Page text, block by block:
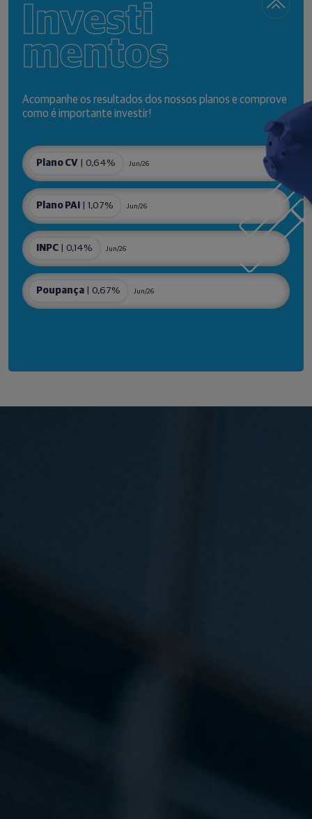
Investi
mentos
Acompanhe os resultados dos nossos planos e comprove
como é importante investir!
Plano CV | 0,64% Jun/26
Plano PAI | 1,07% Jun/26
INPC | 0,14% Jun/26
Poupança | 0,67% Jun/26